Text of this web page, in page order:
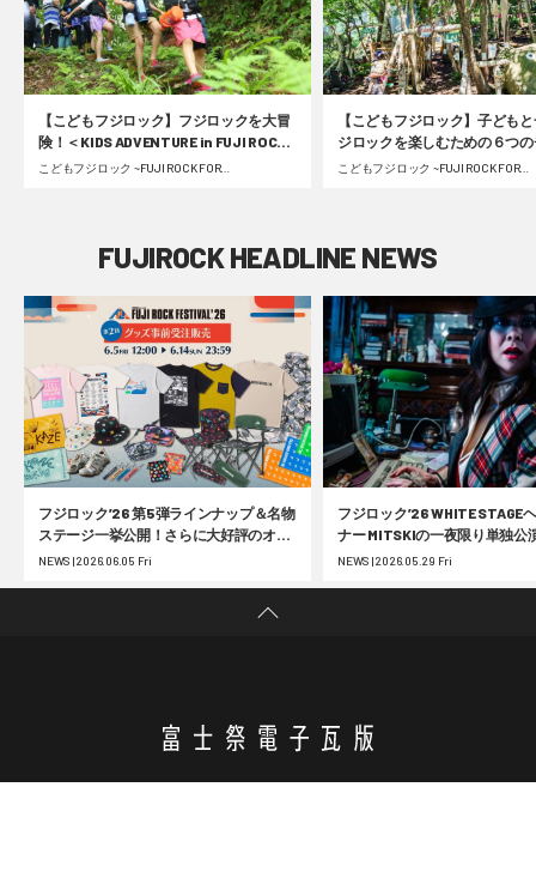
【こどもフジロック】フジロックを大冒
険！＜KIDS ADVENTURE in FUJI ROCK
FESTIVAL＞フォレスト＆リバーコース
こどもフジロック ~FUJI ROCK FOR
【こどもフジロック】子ども
ジロックを楽しむための６つ
ポイント
こどもフジロック ~FUJI ROCK FOR
FUJIROCK HEADLINE NEWS
フジロック’26 第5弾ラインナップ＆名物
ステージ一挙公開！さらに大好評のオフ
ィシャルグッズ事前受注の第2弾受付が
NEWS | 2026.06.05 Fri
フジロック’26 WHITE STAGE
ナー MITSKIの一夜限り単独公
25周年 フジロック展の大阪巡
NEWS | 2026.05.29 Fri